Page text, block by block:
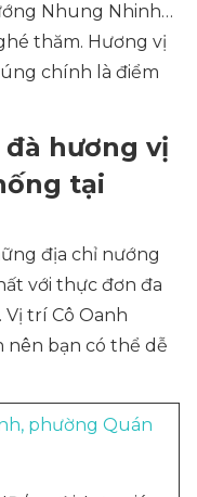
Nhung Nhinh…
thăm. Hương vị
chính là điểm
đà hương vị
tại
địa chỉ nướng
với thực đơn đa
trí Cô Oanh
nên bạn có thể dễ
phường Quán